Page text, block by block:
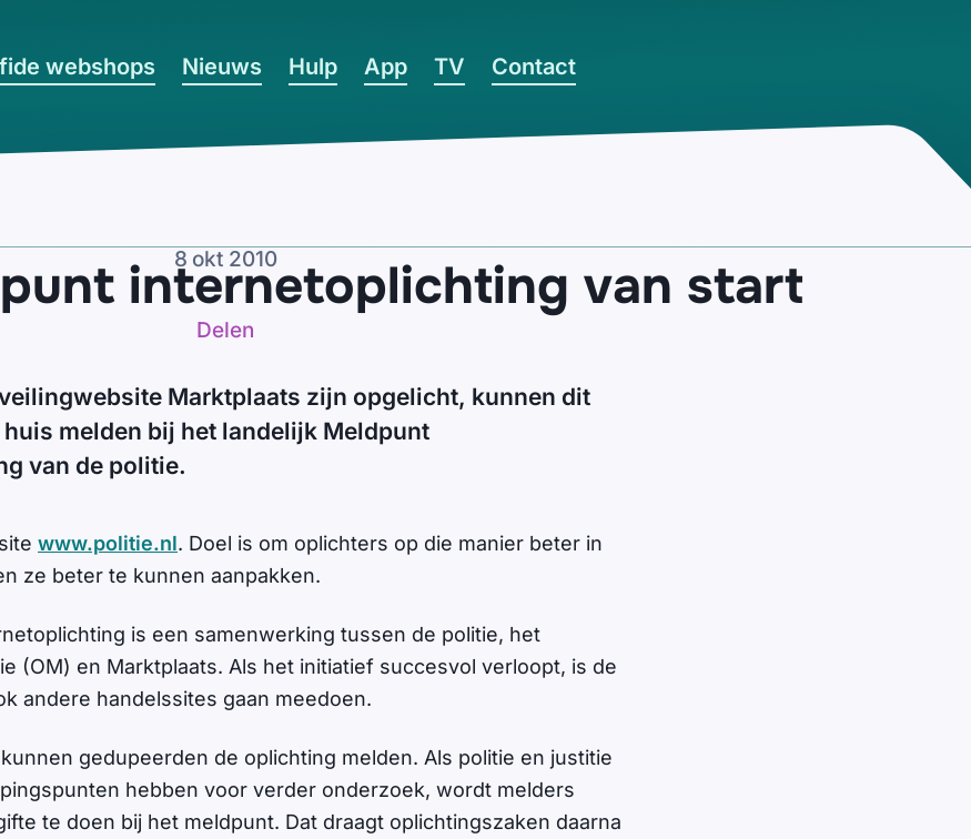
webshops Nieuws Hulp App TV Contact
8 okt 2010
internetoplichting van start
Delen
Marktplaats zijn opgelicht, kunnen dit
melden bij het landelijk Meldpunt
van de politie.
www.politie.nl. Doel is om oplichters op die manier beter in
ze beter te kunnen aanpakken.
is een samenwerking tussen de politie, het
(OM) en Marktplaats. Als het initiatief succesvol verloopt, is de
andere handelssites gaan meedoen.
gedupeerden de oplichting melden. Als politie en justitie
hebben voor verder onderzoek, wordt melders
te doen bij het meldpunt. Dat draagt oplichtingszaken daarna